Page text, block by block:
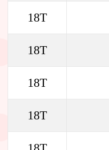
18T
18T
18T
18T